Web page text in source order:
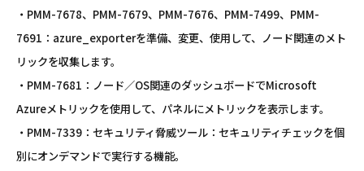
・PMM-7678、PMM-7679、PMM-7676、PMM-7499、PMM-
7691：azure_exporterを準備、変更、使用して、ノード関連のメト
リックを収集します。
・PMM-7681：ノード／OS関連のダッシュボードでMicrosoft
Azureメトリックを使用して、パネルにメトリックを表示します。
・PMM-7339：セキュリティ脅威ツール：セキュリティチェックを個
別にオンデマンドで実行する機能。